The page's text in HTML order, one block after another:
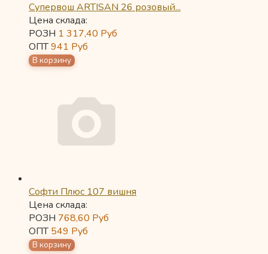
Супервош ARTISAN 26 розовый...
Цена склада:
РОЗН 1 317,40 Руб
ОПТ941 Руб
Софти Плюс 107 вишня
Цена склада:
РОЗН 768,60 Руб
ОПТ549 Руб